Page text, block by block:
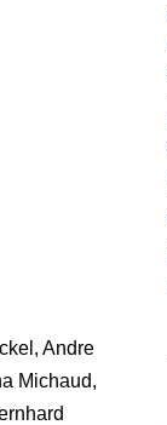
Andre
Michaud,